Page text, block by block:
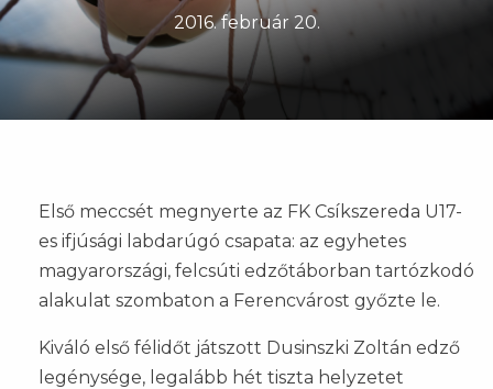
2016. február 20.
Első meccsét megnyerte az FK Csíkszereda U17-
es ifjúsági labdarúgó csapata: az egyhetes
magyarországi, felcsúti edzőtáborban tartózkodó
alakulat szombaton a Ferencvárost győzte le.
Kiváló első félidőt játszott Dusinszki Zoltán edző
legénysége, legalább hét tiszta helyzetet